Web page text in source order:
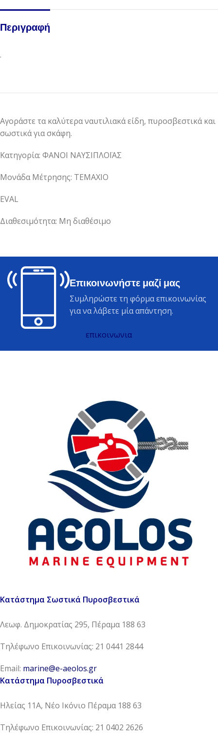
Περιγραφή
.
Αγοράστε τα καλύτερα ναυτιλιακά είδη, πυροσβεστικά και
σωστικά για σκάφη.
Κατηγορία: ΦΑΝΟΙ ΝΑΥΣΙΠΛΟΪΑΣ
Μονάδα Μέτρησης: ΤΕΜΑΧΙΟ
EVAL
Διαθεσιμότητα: Μη διαθέσιμο
Επικοινωνήστε μαζί μας
Συμληρώστε τη φόρμα επικοινωνίας
για να λάβετε μία απάντηση.
επικοινωνια
Κατάστημα Σωστικά Πυροσβεστικά
Λεωφ. Δημοκρατίας 295, Πέραμα 188 63
Τηλέφωνο Επικοινωνίας: 21 0441 2844
Email: marine@e-aeolos.gr
Κατάστημα Πυροσβεστικά
Ηλείας 11Α, Νέο Ικόνιο Πέραμα 188 63
Τηλέφωνο Επικοινωνίας: 21 0402 2626